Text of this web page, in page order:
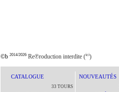
©b 2014/2026 Re℗roduction interdite (ici)
CATALOGUE
33 TOURS
NOUVEAUTÉS